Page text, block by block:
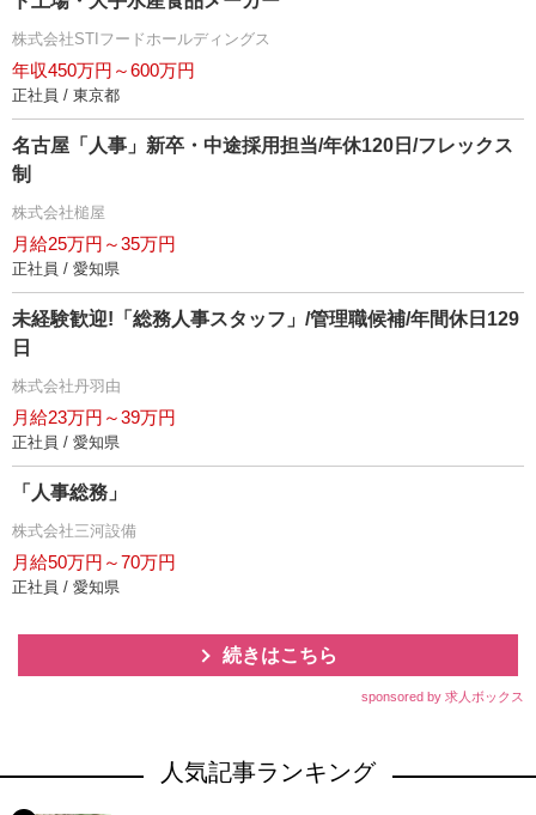
株式会社STIフードホールディングス
年収450万円～600万円
正社員 / 東京都
名古屋「人事」新卒・中途採用担当/年休120日/フレックス
制
株式会社槌屋
月給25万円～35万円
正社員 / 愛知県
未経験歓迎!「総務人事スタッフ」/管理職候補/年間休日129
日
株式会社丹羽由
月給23万円～39万円
正社員 / 愛知県
「人事総務」
株式会社三河設備
月給50万円～70万円
正社員 / 愛知県
続きはこちら
sponsored by 求人ボックス
人気記事ランキング